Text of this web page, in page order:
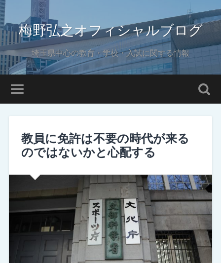
梅野弘之オフィシャルブログ
埼玉県中心の教育・学校・入試に関する情報
教員に免許は不要の時代が来る
のではないかと心配する